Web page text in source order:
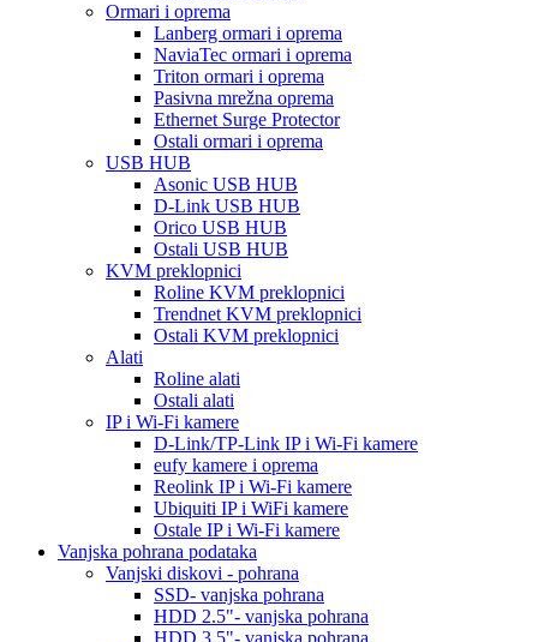
Ormari i oprema
Lanberg ormari i oprema
NaviaTec ormari i oprema
Triton ormari i oprema
Pasivna mrežna oprema
Ethernet Surge Protector
Ostali ormari i oprema
USB HUB
Asonic USB HUB
D-Link USB HUB
Orico USB HUB
Ostali USB HUB
KVM preklopnici
Roline KVM preklopnici
Trendnet KVM preklopnici
Ostali KVM preklopnici
Alati
Roline alati
Ostali alati
IP i Wi-Fi kamere
D-Link/TP-Link IP i Wi-Fi kamere
eufy kamere i oprema
Reolink IP i Wi-Fi kamere
Ubiquiti IP i WiFi kamere
Ostale IP i Wi-Fi kamere
Vanjska pohrana podataka
Vanjski diskovi - pohrana
SSD- vanjska pohrana
HDD 2.5"- vanjska pohrana
HDD 3.5"- vanjska pohrana